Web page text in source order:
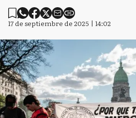
17 de septiembre de 2025 | 14:02